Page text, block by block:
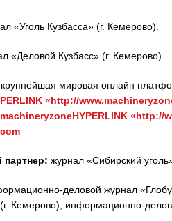
«Уголь Кузбасса» (г. Кемерово).
«Деловой Кузбасс» (г. Кемерово).
крупнейшая мировая онлайн
«http://
«http://
журнал «Сибирский
деловой журнал
Кемерово), информационно-